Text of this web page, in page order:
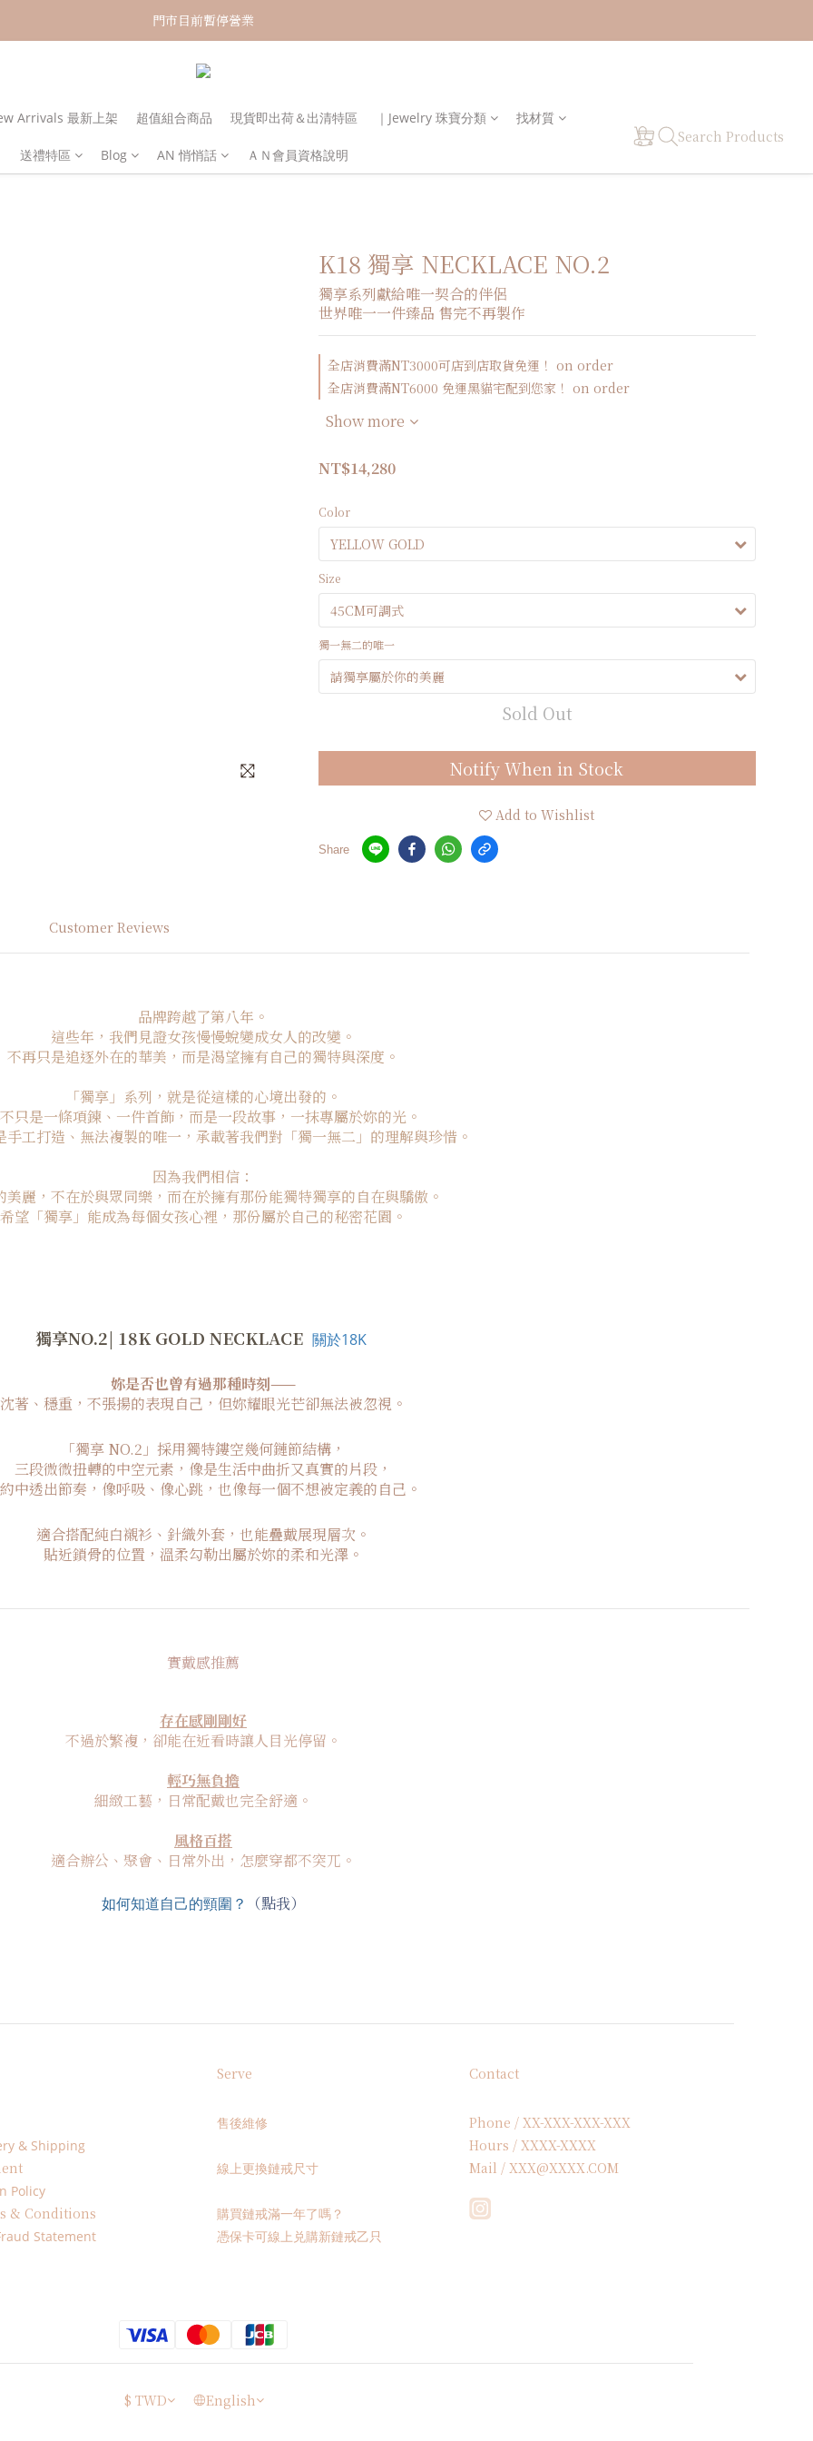
新加入會員！即享有NT150購物金
門市目前暫停營業
新加入會員！即享有NT150購物金
Arrivals 最新上架 超值組合商品 現貨即出荷＆出清特區 ｜Jewelry 珠寶分類 找材質
送禮特區 Blog AN 悄悄話 ＡＮ會員資格說明
Search Products
K18 獨享 NECKLACE NO.2
獨享系列獻給唯一契合的伴侶
世界唯一一件臻品 售完不再製作
全店消費滿NT3000可店到店取貨免運！ on order
全店消費滿NT6000 免運黑貓宅配到您家！ on order
Show more
NT$14,280
Color
Size
獨一無二的唯一
Sold Out
Notify When in Stock
Add to Wishlist
Share
Customer Reviews
品牌跨越了第八年。
這些年，我們見證女孩慢慢蛻變成女人的改變。
不再只是追逐外在的華美，而是渴望擁有自己的獨特與深度。
「獨享」系列，就是從這樣的心境出發的。
只是一條項鍊、一件首飾，而是一段故事，一抹專屬於妳的光。
手工打造、無法複製的唯一，承載著我們對「獨一無二」的理解與珍惜。
因為我們相信：
美麗，不在於與眾同樂，而在於擁有那份能獨特獨享的自在與驕傲。
希望「獨享」能成為每個女孩心裡，那份屬於自己的秘密花園。
獨享NO.2| 18K GOLD NECKLACE 關於18K
妳是否也曾有過那種時刻——
沈著、穩重，不張揚的表現自己，但妳耀眼光芒卻無法被忽視。
「獨享 NO.2」採用獨特鏤空幾何鏈節結構，
三段微微扭轉的中空元素，像是生活中曲折又真實的片段，
中透出節奏，像呼吸、像心跳，也像每一個不想被定義的自己。
適合搭配純白襯衫、針織外套，也能疊戴展現層次。
貼近鎖骨的位置，溫柔勾勒出屬於妳的柔和光澤。
實戴感推薦
存在感剛剛好
不過於繁複，卻能在近看時讓人目光停留。
輕巧無負擔
細緻工藝，日常配戴也完全舒適。
風格百搭
適合辦公、聚會、日常外出，怎麼穿都不突兀。
如何知道自己的頸圍？ （點我）
& Shipping
Policy
& Conditions
Statement
Serve
售後維修
線上更換鏈戒尺寸
購買鏈戒滿一年了嗎？
憑保卡可線上兑購新鏈戒乙只
Contact
Phone / XX-XXX-XXX-XXX
Hours / XXXX-XXXX
Mail / XXX@XXXX.COM
$ TWD English